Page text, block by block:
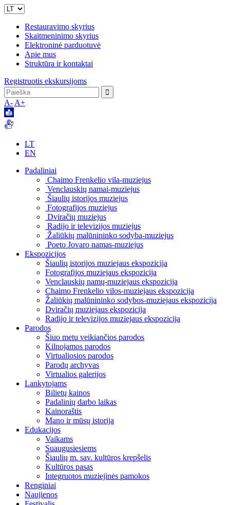
Restauravimo skyrius
Skaitmeninimo skyrius
Elektroninė parduotuvė
Apie mus
Struktūra ir kontaktai
Registruotis ekskursijoms
A- A+
LT
EN
Padaliniai
Chaimo Frenkelio vila-muziejus
Venclauskių namai-muziejus
Šiaulių istorijos muziejus
Fotografijos muziejus
Dviračių muziejus
Radijo ir televizijos muziejus
Žaliūkių malūnininko sodyba-muziejus
Poeto Jovaro namas-muziejus
Ekspozicijos
Šiaulių istorijos muziejaus ekspozicija
Fotografijos muziejaus ekspozicija
Venclauskių namų-muziejaus ekspozicija
Chaimo Frenkelio vilos-muziejaus ekspozicija
Žaliūkių malūnininko sodybos-muziejaus ekspozicija
Dviračių muziejaus ekspozicija
Radijo ir televizijos muziejaus ekspozicija
Parodos
Šiuo metu veikiančios parodos
Kilnojamos parodos
Virtualiosios parodos
Parodų archyvas
Virtualios galerijos
Lankytojams
Bilietų kainos
Padalinių darbo laikas
Kainoraštis
Mano ir mūsų istorija
Edukacijos
Vaikams
Suaugusiesiems
Šiaulių m. sav. kultūros krepšelis
Kultūros pasas
Integruotos muziejinės pamokos
Renginiai
Naujienos